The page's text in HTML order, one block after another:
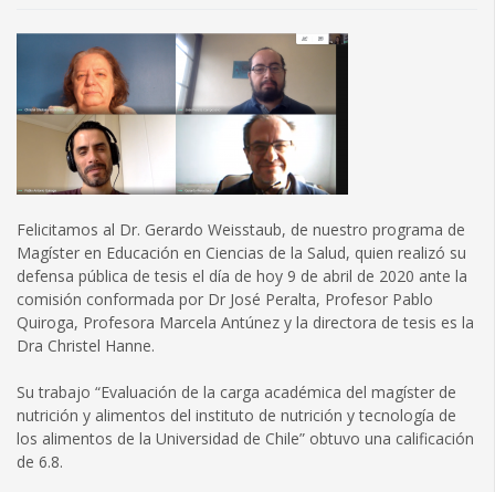
Felicitamos al Dr. Gerardo Weisstaub, de nuestro programa de
Magíster en Educación en Ciencias de la Salud, quien realizó su
defensa pública de tesis el día de hoy 9 de abril de 2020 ante la
comisión conformada por Dr José Peralta, Profesor Pablo
Quiroga, Profesora Marcela Antúnez y la directora de tesis es la
Dra Christel Hanne.
Su trabajo “Evaluación de la carga académica del magíster de
nutrición y alimentos del instituto de nutrición y tecnología de
los alimentos de la Universidad de Chile” obtuvo una calificación
de 6.8.